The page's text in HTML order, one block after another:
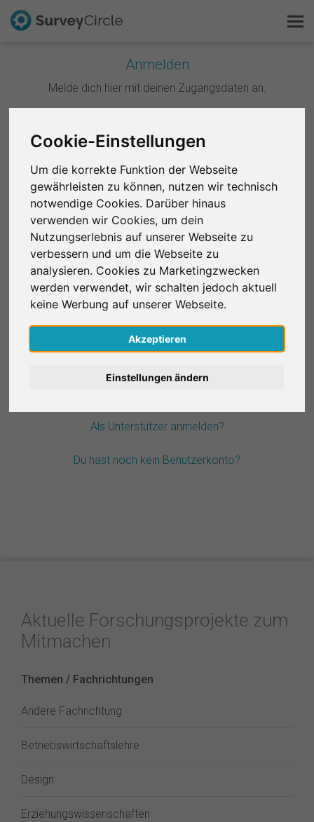
Cookie-Einstellungen
Um die korrekte Funktion der Webseite
gewährleisten zu können, nutzen wir technisch
notwendige Cookies. Darüber hinaus
verwenden wir Cookies, um dein
Nutzungserlebnis auf unserer Webseite zu
verbessern und um die Webseite zu
analysieren. Cookies zu Marketingzwecken
werden verwendet, wir schalten jedoch aktuell
keine Werbung auf unserer Webseite.
Akzeptieren
Einstellungen ändern
Anmelden
Melde dich hier mit deinen Zugangsdaten an.
Weiter mit Google
Weiter mit Facebook
ODER
E-Mail
Passwort*
Passwort vergessen?
Als Unterstützer anmelden?
Du hast noch kein Benutzerkonto?
Aktuelle Forschungsprojekte zum
Mitmachen
Themen / Fachrichtungen
Andere Fachrichtung
Betriebswirtschaftslehre
Design
Erziehungswissenschaften
Das ist SurveyCircle
FAQ
Kostenlos registrieren
Anmelden
Italiano